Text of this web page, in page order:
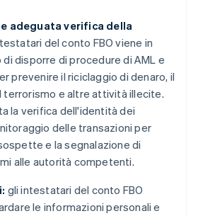
adeguata verifica della
del conto FBO viene in
disporre di procedure di AML e
prevenire il riciclaggio di denaro, il
terrorismo e altre attività illecite.
la verifica dell'identità dei
delle transazioni per
e la segnalazione di
alle autorità competenti.
gli intestatari del conto FBO
le informazioni personali e